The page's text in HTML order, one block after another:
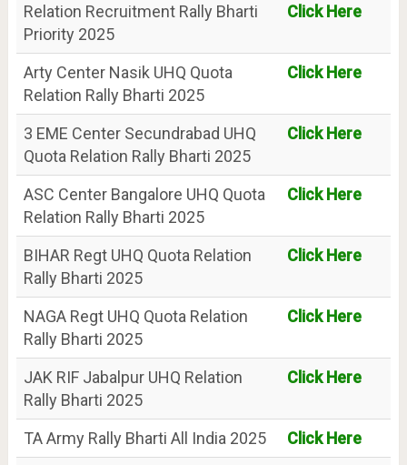
Relation Recruitment Rally Bharti
Priority 2025
Click Here
Arty Center Nasik UHQ Quota
Relation Rally Bharti 2025
Click Here
3 EME Center Secundrabad UHQ
Quota Relation Rally Bharti 2025
Click Here
ASC Center Bangalore UHQ Quota
Relation Rally Bharti 2025
Click Here
BIHAR Regt UHQ Quota Relation
Rally Bharti 2025
Click Here
NAGA Regt UHQ Quota Relation
Rally Bharti 2025
Click Here
JAK RIF Jabalpur UHQ Relation
Rally Bharti 2025
Click Here
TA Army Rally Bharti All India 2025
Click Here